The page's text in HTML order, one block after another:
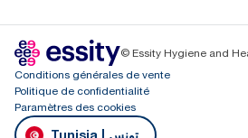
© Essity Hygiene and
Conditions générales de vente
Politique de confidentialité
Paramètres des cookies
Tunisia | تونس